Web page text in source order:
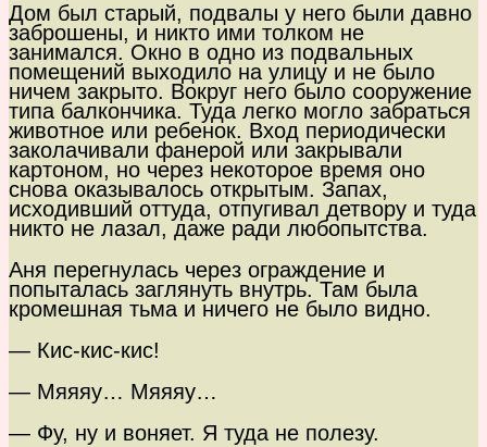
Дом был старый, подвалы у него были давно
заброшены, и никто ими толком не
занимался. Окно в одно из подвальных
помещений выходило на улицу и не было
ничем закрыто. Вокруг него было сооружение
типа балкончика. Туда легко могло забраться
животное или ребенок. Вход периодически
заколачивали фанерой или закрывали
картоном, но через некоторое время оно
снова оказывалось открытым. Запах,
исходивший оттуда, отпугивал детвору и туда
никто не лазал, даже ради любопытства.
Аня перегнулась через ограждение и
попыталась заглянуть внутрь. Там была
кромешная тьма и ничего не было видно.
— Кис-кис-кис!
— Мяяяу… Мяяяу…
— Фу, ну и воняет. Я туда не полезу.